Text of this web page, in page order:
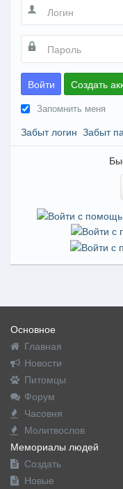
Войти Создать
Запомнить меня
Забыт логин Забыт
Основное
Главная
Новости
Питомцы
Форум
Часовня
Молитвослов
Мемориалы людей
Создать
Новые